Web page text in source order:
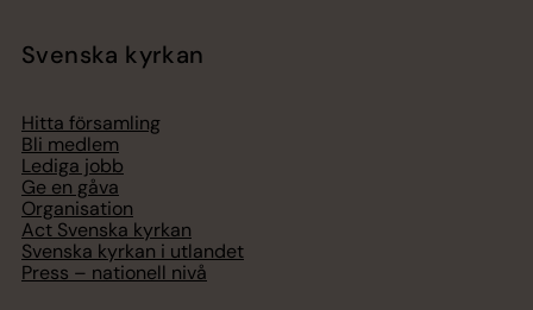
Svenska kyrkan
Hitta församling
Bli medlem
Lediga jobb
Ge en gåva
Organisation
Act Svenska kyrkan
Svenska kyrkan i utlandet
Press – nationell nivå